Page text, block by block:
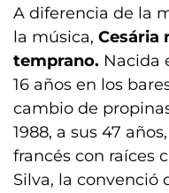
A diferencia de la
la música, Cesária
temprano. Nacida
16 años en los
cambio de
1988, a sus 47
francés con raíces
Silva, la convenció